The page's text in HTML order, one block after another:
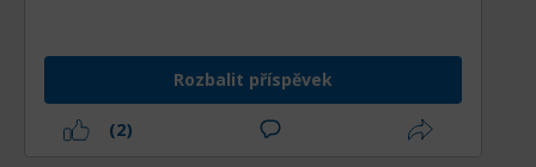
vyznačený modrou barvou, po předchozím
rostoucím sklonu začíná zplošťovat. Tato
změna sklonu odráží, že býčí momentum
Rozbalit příspěvek
(2)